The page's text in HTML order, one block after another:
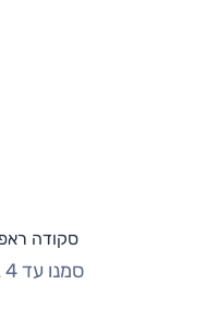
סקודה
סמנו עד 4 גרסאות להשוואה